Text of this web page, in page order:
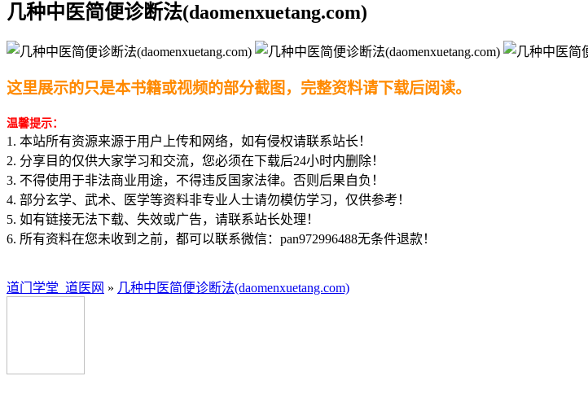
几种中医简便诊断法(daomenxuetang.com)
这里展示的只是本书籍或视频的部分截图，完整资料请下载后阅读。
温馨提示：
1. 本站所有资源来源于用户上传和网络，如有侵权请联系站长！
2. 分享目的仅供大家学习和交流，您必须在下载后24小时内删除！
3. 不得使用于非法商业用途，不得违反国家法律。否则后果自负！
4. 部分玄学、武术、医学等资料非专业人士请勿模仿学习，仅供参考！
5. 如有链接无法下载、失效或广告，请联系站长处理！
6. 所有资料在您未收到之前，都可以联系微信：pan972996488无条件退款！
道门学堂_道医网 » 几种中医简便诊断法(daomenxuetang.com)